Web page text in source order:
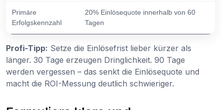
Primäre
Erfolgskennzahl
20% Einlösequote innerhalb von 60
Tagen
Profi-Tipp: Setze die Einlösefrist lieber kürzer als
länger. 30 Tage erzeugen Dringlichkeit. 90 Tage
werden vergessen – das senkt die Einlösequote und
macht die ROI-Messung deutlich schwieriger.